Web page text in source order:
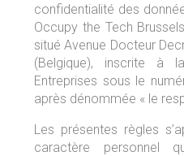
confidentialité des
Occupy the Tech
situé Avenue Docteur
(Belgique), inscrite à
Entreprises sous le
après dénommée « le
Les présentes règles
caractère personnel